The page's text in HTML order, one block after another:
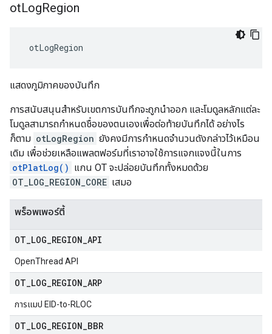
otLogRegion
otLogRegion
แสดงภูมิภาคของบันทึก
การสนับสนุนสำหรับเขตการบันทึกจะถูกนำออก และโมดูลหลักแต่ละ
โมดูลสามารถกำหนดชื่อของตนเองเพื่อต่อท้ายบันทึกได้ อย่างไร
ก็ตาม otLogRegion ยังคงมีการกำหนดจำนวนดังกล่าวไว้เหมือน
เดิม เพื่อช่วยเหลือแพลตฟอร์มที่เราอาจใช้การแจกแจงนี้ในการ
otPlatLog() แกน OT จะปล่อยบันทึกทั้งหมดด้วย
OT_LOG_REGION_CORE เสมอ
พร็อพเพอร์ตี้
OT LOG REGION API
OpenThread API
OT LOG REGION ARP
การแมป EID-to-RLOC
OT LOG REGION BBR